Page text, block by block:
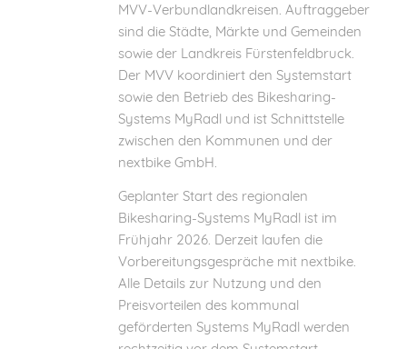
MVV-Verbundlandkreisen. Auftraggeber
sind die Städte, Märkte und Gemeinden
sowie der Landkreis Fürstenfeldbruck.
Der MVV koordiniert den Systemstart
sowie den Betrieb des Bikesharing-
Systems MyRadl und ist Schnittstelle
zwischen den Kommunen und der
nextbike GmbH.
Geplanter Start des regionalen
Bikesharing-Systems MyRadl ist im
Frühjahr 2026. Derzeit laufen die
Vorbereitungsgespräche mit nextbike.
Alle Details zur Nutzung und den
Preisvorteilen des kommunal
geförderten Systems MyRadl werden